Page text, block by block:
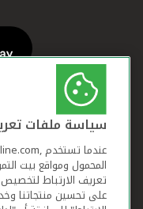
سياسة ملفات
المحمول ومواقع بيت
تعريف الارتباط
على تحسين منتجاتنا